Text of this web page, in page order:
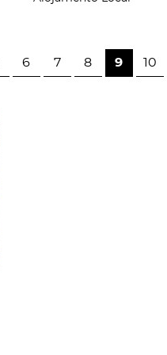
6 7 8 9 10